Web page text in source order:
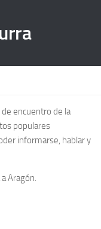
encuentro de la
populares
informarse, hablar y
Aragón.